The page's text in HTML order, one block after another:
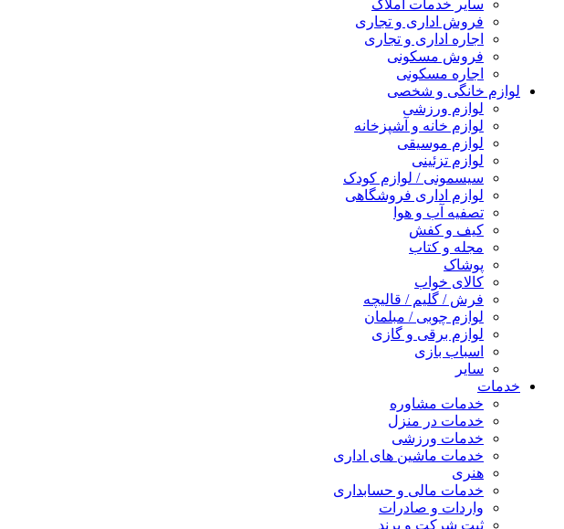
سایر خدمات املاک
فروش اداری و تجاری
اجاره اداری و تجاری
فروش مسکونی
اجاره مسکونی
لوازم خانگی و شخصی
لوازم ورزشی
لوازم خانه و آشپزخانه
لوازم موسیقی
لوازم تزئینی
سیسمونی / لوازم کودک
لوازم اداری فروشگاهی
تصفیه آب و هوا
کیف و کفش
مجله و کتاب
پوشاک
کالای خواب
فرش / گلیم / قالیچه
لوازم چوبی / مبلمان
لوازم برقی و گازی
اسباب بازی
سایر
خدمات
خدمات مشاوره
خدمات در منزل
خدمات ورزشی
خدمات ماشین های اداری
هنری
خدمات مالی و حسابداری
واردات و صادرات
ثبت شرکت و برند